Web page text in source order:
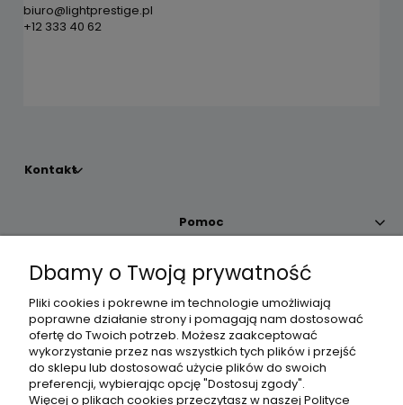
biuro@lightprestige.pl
+12 333 40 62
Kontakt
Pomoc
Moje konto
Płatności i dostawa
Informacje
Dbamy o Twoją prywatność
Pliki cookies i pokrewne im technologie umożliwiają
poprawne działanie strony i pomagają nam dostosować
ofertę do Twoich potrzeb. Możesz zaakceptować
wykorzystanie przez nas wszystkich tych plików i przejść
do sklepu lub dostosować użycie plików do swoich
preferencji, wybierając opcję "Dostosuj zgody".
Więcej o plikach cookies przeczytasz w naszej Polityce